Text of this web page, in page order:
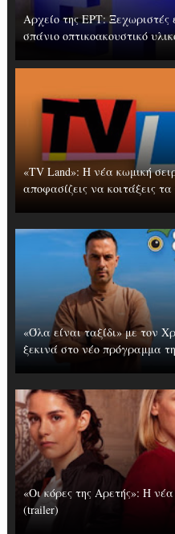
Αρχείο της ΕΡΤ: Ξεχωριστές
σπάνιο οπτικοακουστικό
«TV Land»: Η νέα κωμική
αποφασίζεις να κοιτάξεις
«Όλα είναι ταξίδι» με τον
ξεκινά στο νέο πρόγραμμα
«Οι κόρες της Αρετής»: Η
(trailer)